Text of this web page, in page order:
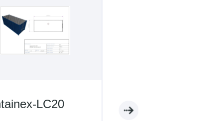
LC20 Containex-WC05